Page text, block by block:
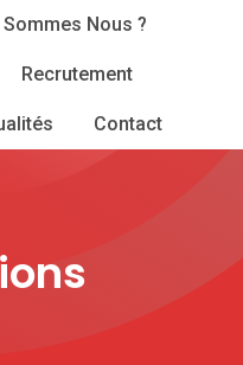
Sommes Nous ?
Recrutement
Contact